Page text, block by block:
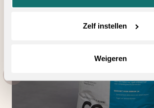
Zelf instellen
Weigeren